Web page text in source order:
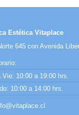
Estética Vitaplace
645 con Avenida
Vie: 10:00 a 19:00 hrs.
10:00 a 14:00 hrs.